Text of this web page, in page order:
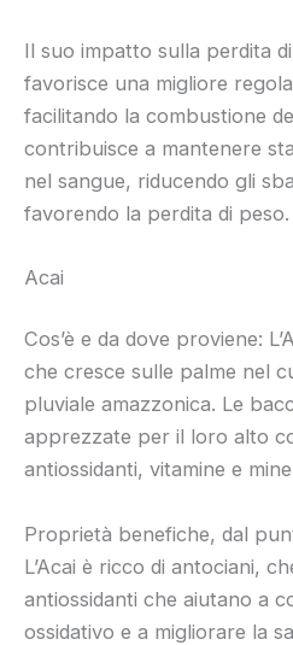
Il suo impatto sulla perdita
favorisce una migliore
facilitando la combustione
contribuisce a mantenere
nel sangue, riducendo gli
favorendo la perdita di peso.
Acai
Cos’è e da dove proviene:
che cresce sulle palme nel
pluviale amazzonica. Le
apprezzate per il loro alto
antiossidanti, vitamine e
Proprietà benefiche, dal
L’Acai è ricco di antociani,
antiossidanti che aiutano a
ossidativo e a migliorare la